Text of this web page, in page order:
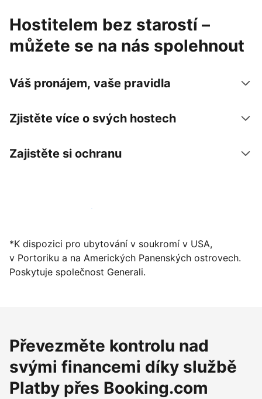
Hostitelem bez starostí –
můžete se na nás spolehnout
Váš pronájem, vaše pravidla
Zjistěte více o svých hostech
Zajistěte si ochranu
Zaregistrovat ubytování už dnes
*K dispozici pro ubytování v soukromí v USA,
v Portoriku a na Amerických Panenských ostrovech.
Poskytuje společnost Generali.
Převezměte kontrolu nad
svými financemi díky službě
Platby přes Booking.com